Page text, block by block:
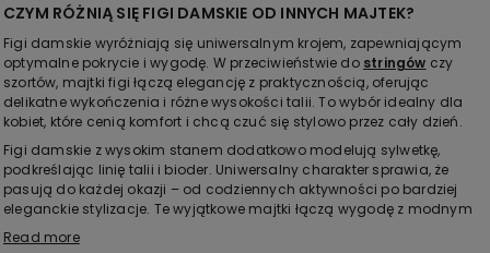
CZYM RÓŻNIĄ SIĘ FIGI DAMSKIE OD INNYCH MAJTEK?
Figi damskie wyróżniają się uniwersalnym krojem, zapewniającym
optymalne pokrycie i wygodę. W przeciwieństwie do stringów czy
szortów, majtki figi łączą elegancję z praktycznością, oferując
delikatne wykończenia i różne wysokości talii. To wybór idealny dla
kobiet, które cenią komfort i chcą czuć się stylowo przez cały dzień.
Figi damskie z wysokim stanem dodatkowo modelują sylwetkę,
podkreślając linię talii i bioder. Uniwersalny charakter sprawia, że
pasują do każdej okazji – od codziennych aktywności po bardziej
eleganckie stylizacje. Te wyjątkowe majtki łączą wygodę z modnym
wyglądem, spełniając oczekiwania współczesnych kobiet.
Read more